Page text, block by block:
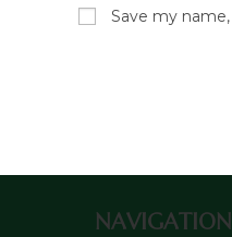
or
Save my
NAVIGATION